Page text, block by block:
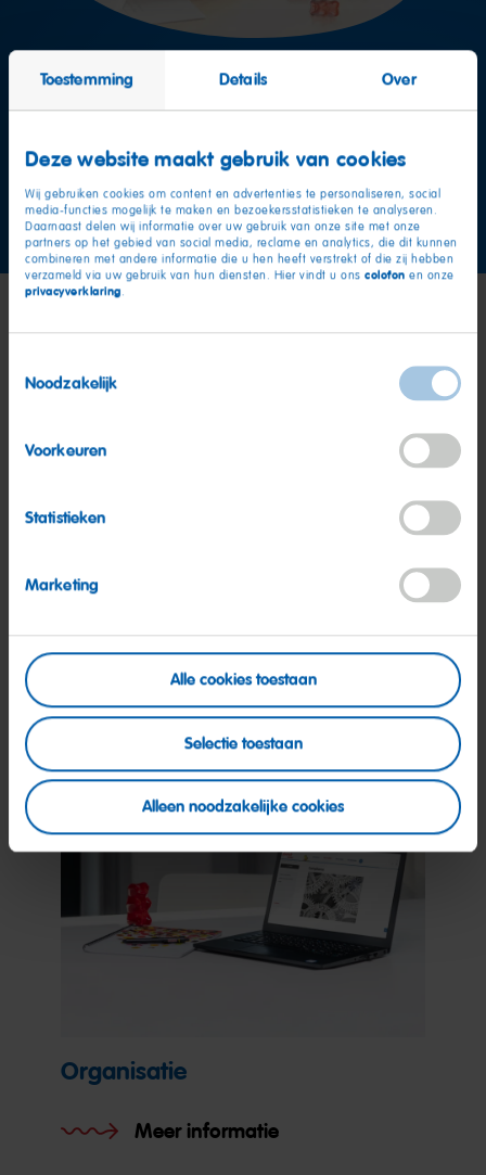
Toestemming Details Over
Deze website maakt gebruik van cookies
Wij gebruiken cookies om content en advertenties te personaliseren, social
media-functies mogelijk te maken en bezoekersstatistieken te analyseren.
Daarnaast delen wij informatie over uw gebruik van onze site met onze
partners op het gebied van social media, reclame en analytics, die dit kunnen
combineren met andere informatie die u hen heeft verstrekt of die zij hebben
verzameld via uw gebruik van hun diensten. Hier vindt u ons colofon en onze
privacyverklaring.
Noodzakelijk
Voorkeuren
Statistieken
Marketing
Alle cookies toestaan
Selectie toestaan
Alleen noodzakelijke cookies
Meer vragen?
Team Consumentenservice
Neem nu contact op
Waarden
Meer informatie
Organisatie
Meer informatie